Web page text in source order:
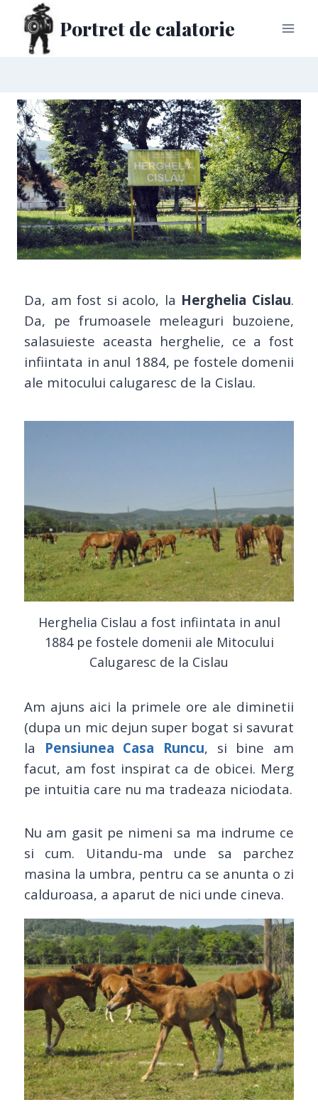
Portret de calatorie
Da, am fost si acolo, la Herghelia Cislau.
Da, pe frumoasele meleaguri buzoiene,
salasuieste aceasta herghelie, ce a fost
infiintata in anul 1884, pe fostele domenii
ale mitocului calugaresc de la Cislau.
Herghelia Cislau a fost infiintata in anul
1884 pe fostele domenii ale Mitocului
Calugaresc de la Cislau
Am ajuns aici la primele ore ale diminetii
(dupa un mic dejun super bogat si savurat
la Pensiunea Casa Runcu, si bine am
facut, am fost inspirat ca de obicei. Merg
pe intuitia care nu ma tradeaza niciodata.
Nu am gasit pe nimeni sa ma indrume ce
si cum. Uitandu-ma unde sa parchez
masina la umbra, pentru ca se anunta o zi
calduroasa, a aparut de nici unde cineva.